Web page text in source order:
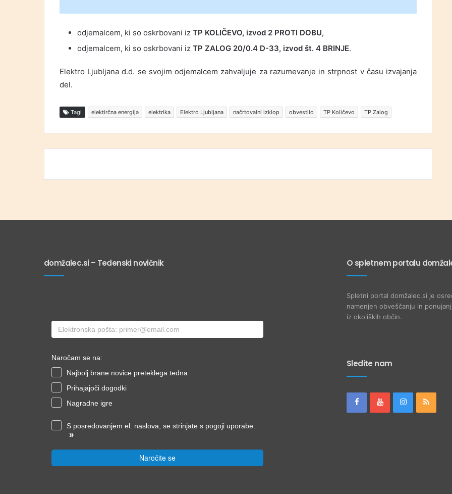
odjemalcem, ki so oskrbovani iz TP KOLIČEVO, izvod 2 PROTI DOBU,
odjemalcem, ki so oskrbovani iz TP ZALOG 20/0.4 D-33, izvod št. 4 BRINJE.
Elektro Ljubljana d.d. se svojim odjemalcem zahvaljuje za razumevanje in strpnost v času izvajanja
del.
Tagi elektirčna energija elektrika Elektro Ljubljana načrtovalni izklop obvestilo TP Količevo TP Zalog
domžalec.si – Tedenski novičnik
Naročam se na:
Najbolj brane novice preteklega tedna
Prihajajoči dogodki
Nagradne igre
S posredovanjem el. naslova, se strinjate s pogoji uporabe.
»
Naročite se
O spletnem portalu
Spletni portal domžalec.si je
namenjen obveščanju in
iz okoliških občin.
Sledite nam